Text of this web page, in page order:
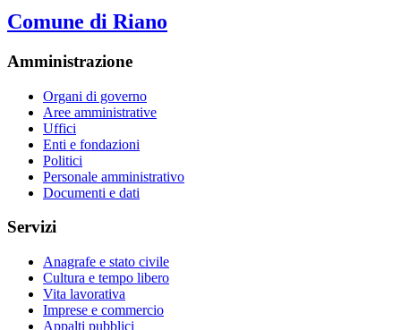
Comune di Riano
Amministrazione
Organi di governo
Aree amministrative
Uffici
Enti e fondazioni
Politici
Personale amministrativo
Documenti e dati
Servizi
Anagrafe e stato civile
Cultura e tempo libero
Vita lavorativa
Imprese e commercio
Appalti pubblici